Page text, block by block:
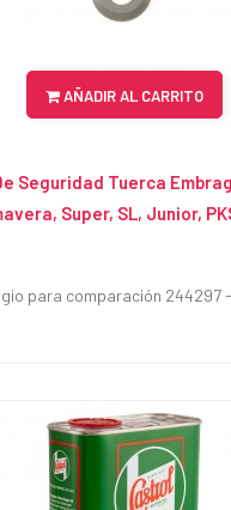
AÑADIR AL CARRITO
Seguridad Tuerca
Super, SL, Junior,
para comparación 244297